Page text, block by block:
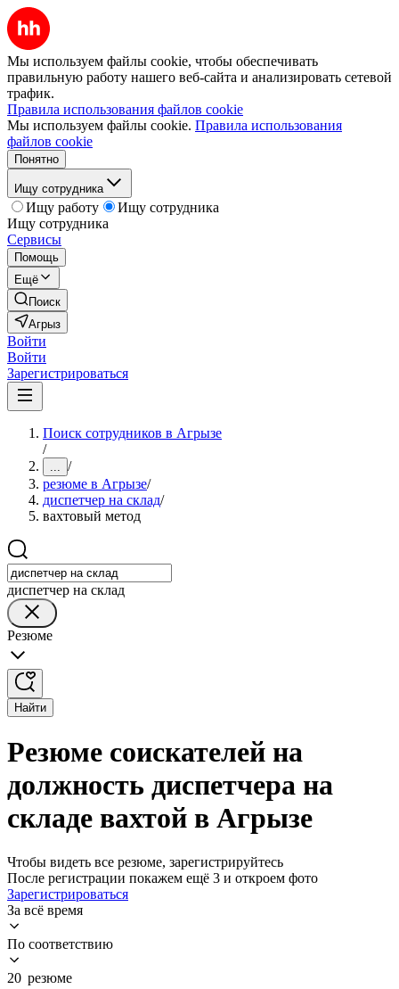
Мы используем файлы cookie, чтобы обеспечивать
правильную работу нашего веб-сайта и анализировать сетевой
трафик.
Правила использования файлов cookie
Мы используем файлы cookie. Правила использования
файлов cookie
Понятно
Ищу сотрудника
Ищу работу
Ищу сотрудника
Ищу сотрудника
Сервисы
Помощь
Ещё
Поиск
Агрыз
Войти
Войти
Зарегистрироваться
Поиск сотрудников в Агрызе
/
... /
резюме в Агрызе/
диспетчер на склад/
вахтовый метод
диспетчер на склад
Резюме
Найти
Резюме соискателей на
должность диспетчера на
складе вахтой в Агрызе
Чтобы видеть все резюме, зарегистрируйтесь
После регистрации покажем ещё 3 и откроем фото
Зарегистрироваться
За всё время
По соответствию
20 резюме